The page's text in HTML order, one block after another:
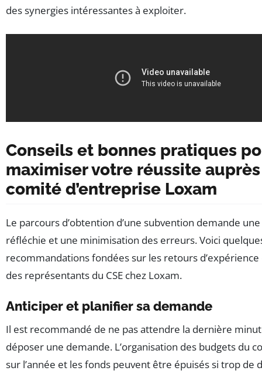
des synergies intéressantes à exploiter.
Conseils et bonnes pratiques
maximiser votre réussite
comité d’entreprise Loxam
Le parcours d’obtention d’une subvention demande
réfléchie et une minimisation des erreurs. Voici
recommandations fondées sur les retours d’expérience
des représentants du CSE chez Loxam.
Anticiper et planifier sa demande
Il est recommandé de ne pas attendre la dernière
déposer une demande. L’organisation des budgets du
sur l’année et les fonds peuvent être épuisés si trop de